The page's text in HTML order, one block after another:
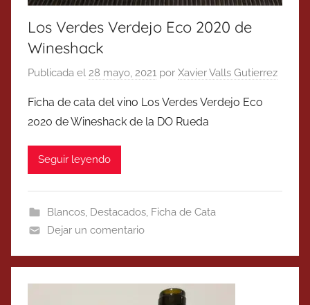
Los Verdes Verdejo Eco 2020 de
Wineshack
Publicada el 28 mayo, 2021 por Xavier Valls Gutierrez
Ficha de cata del vino Los Verdes Verdejo Eco
2020 de Wineshack de la DO Rueda
Seguir leyendo
Blancos, Destacados, Ficha de Cata
Dejar un comentario